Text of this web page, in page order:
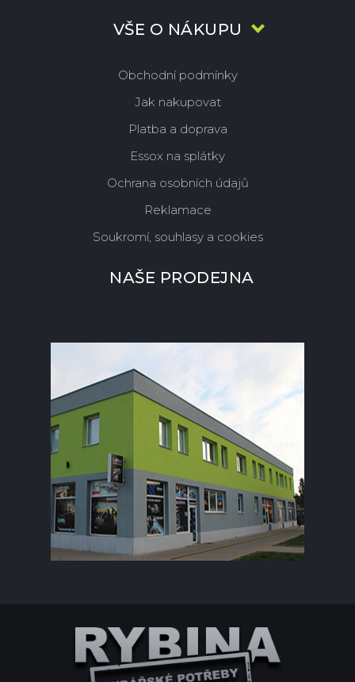
VŠE O NÁKUPU
Obchodní podmínky
Jak nakupovat
Platba a doprava
Essox na splátky
Ochrana osobních údajů
Reklamace
Soukromí, souhlasy a cookies
NAŠE PRODEJNA